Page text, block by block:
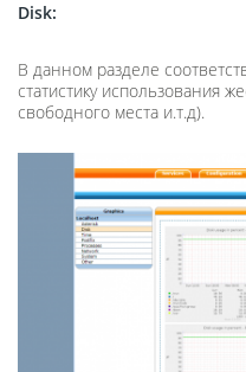
Disk:
В данном разделе
статистику использования
свободного места и.т.д).